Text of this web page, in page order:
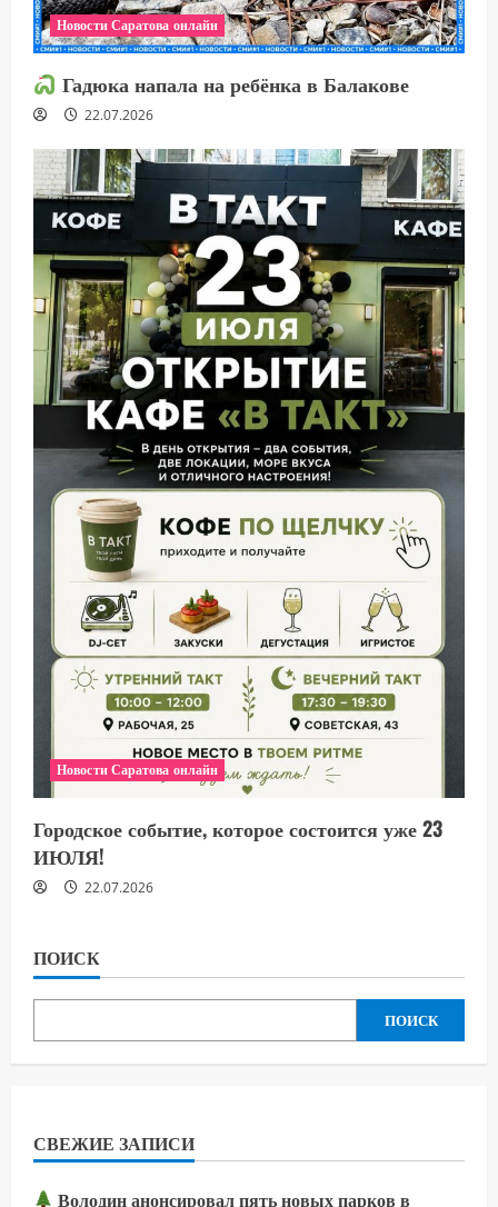
Новости Саратова онлайн
Гадюка напала на ребёнка в Балакове
22.07.2026
Новости Саратова онлайн
Городское событие, которое состоится уже 23
ИЮЛЯ!
22.07.2026
ПОИСК
ПОИСК
СВЕЖИЕ ЗАПИСИ
Володин анонсировал пять новых парков в